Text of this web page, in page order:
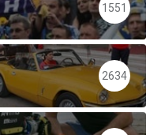
1551
2634